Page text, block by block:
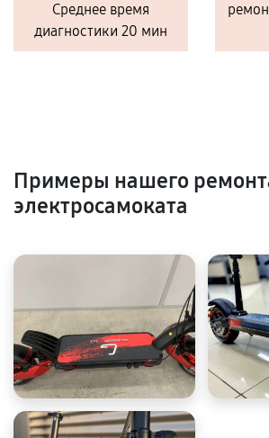
Среднее время
диагностики 20 мин
Примеры нашего
электросамоката